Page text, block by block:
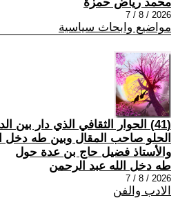
2026 / 8 / 7
مواضيع وابحاث سياسية
(41) الحوار الثقافي الذي دار بين
الحلو صاحب المقال وبين طه دخل
والأستاذ فضيل حاج بن عدة حول
طه دخل الله عبد الرحمن
2026 / 8 / 7
الادب والفن